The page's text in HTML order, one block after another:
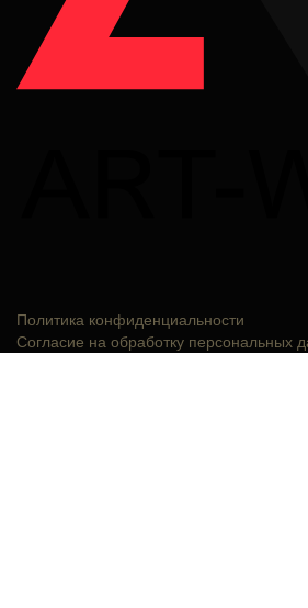
Политика конфиденциальности
Согласие на обработку персональных